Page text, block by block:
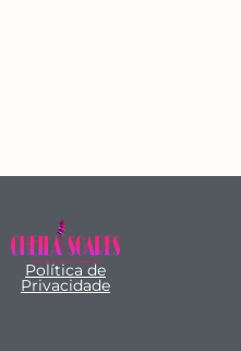
Política de
Privacidade